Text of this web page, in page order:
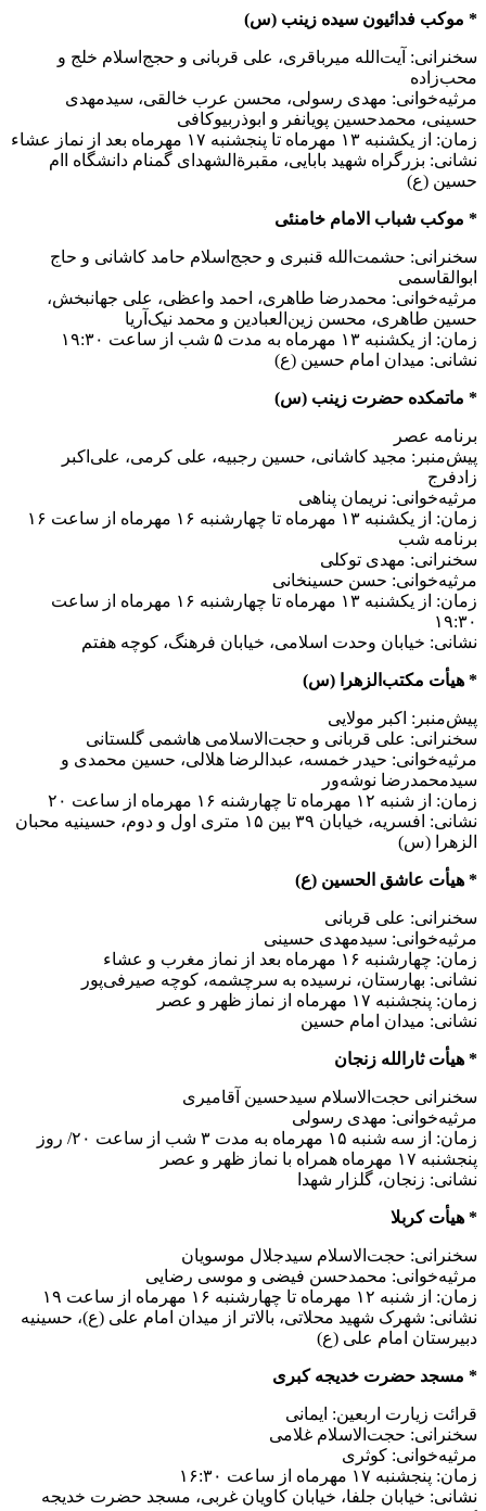
* موکب فدائیون سیده زینب (س)
سخنرانی: آیت‌الله میرباقری، علی قربانی و حجج‌اسلام خلج و
محب‌زاده
مرثیه‌خوانی: مهدی رسولی، محسن عرب خالقی، سیدمهدی
حسینی، محمدحسین پویانفر و ابوذربیوکافی
زمان: از یکشنبه ۱۳ مهرماه تا پنجشنبه ۱۷ مهرماه بعد از نماز عشاء
نشانی: بزرگراه شهید بابایی، مقبرةالشهدای گمنام دانشگاه اام
حسین (ع)
* موکب شباب الامام خامنئی
سخنرانی: حشمت‌الله قنبری و حجج‌اسلام حامد کاشانی و حاج
ابوالقاسمی
مرثیه‌خوانی: محمدرضا طاهری، احمد واعظی، علی جهانبخش،
حسین طاهری، محسن زین‌العبادین و محمد نیک‌آریا
زمان: از یکشنبه ۱۳ مهرماه به مدت ۵ شب از ساعت ۱۹:۳۰
نشانی: میدان امام حسین (ع)
* ماتمکده حضرت زینب (س)
برنامه عصر
پیش‌منبر: مجید کاشانی، حسین رجبیه، علی کرمی، علی‌اکبر
زادفرج
مرثیه‌خوانی: نریمان پناهی
زمان: از یکشنبه ۱۳ مهرماه تا چهارشنبه ۱۶ مهرماه از ساعت ۱۶
برنامه شب
سخنرانی: مهدی توکلی
مرثیه‌خوانی: حسن حسینخانی
زمان: از یکشنبه ۱۳ مهرماه تا چهارشنبه ۱۶ مهرماه از ساعت
۱۹:۳۰
نشانی: خیابان وحدت اسلامی، خیابان فرهنگ، کوچه هفتم
* هیأت مکتب‌الزهرا (س)
پیش‌منبر: اکبر مولایی
سخنرانی: علی قربانی و حجت‌الاسلامی هاشمی گلستانی
مرثیه‌خوانی: حیدر خمسه، عبدالرضا هلالی، حسین محمدی و
سیدمحمدرضا نوشه‌ور
زمان: از شنبه ۱۲ مهرماه تا چهارشنه ۱۶ مهرماه از ساعت ۲۰
نشانی: افسریه، خیابان ۳۹ بین ۱۵ متری اول و دوم، حسینیه محبان
الزهرا (س)
* هیأت عاشق الحسین (ع)
سخنرانی: علی قربانی
مرثیه‌خوانی: سیدمهدی حسینی
زمان: چهارشنبه ۱۶ مهرماه بعد از نماز مغرب و عشاء
نشانی: بهارستان، نرسیده به سرچشمه، کوچه صیرفی‌پور
زمان: پنجشنبه ۱۷ مهرماه از نماز ظهر و عصر
نشانی: میدان امام حسین
* هیأت ثارالله زنجان
سخنرانی حجت‌الاسلام سیدحسین آقامیری
مرثیه‌خوانی: مهدی رسولی
زمان: از سه شنبه ۱۵ مهرماه به مدت ۳ شب از ساعت ۲۰/ روز
پنجشنبه ۱۷ مهرماه همراه با نماز ظهر و عصر
نشانی: زنجان، گلزار شهدا
* هیأت کربلا
سخنرانی: حجت‌الاسلام سیدجلال موسویان
مرثیه‌خوانی: محمدحسن فیضی و موسی رضایی
زمان: از شنبه ۱۲ مهرماه تا چهارشنبه ۱۶ مهرماه از ساعت ۱۹
نشانی: شهرک شهید محلاتی، بالاتر از میدان امام علی (ع)، حسینیه
دبیرستان امام علی (ع)
* مسجد حضرت خدیجه کبری
قرائت زیارت اربعین: ایمانی
سخنرانی: حجت‌الاسلام غلامی
مرثیه‌خوانی: کوثری
زمان: پنجشنبه ۱۷ مهرماه از ساعت ۱۶:۳۰
نشانی: خیابان جلفا، خیابان کاویان غربی، مسجد حضرت خدیجه